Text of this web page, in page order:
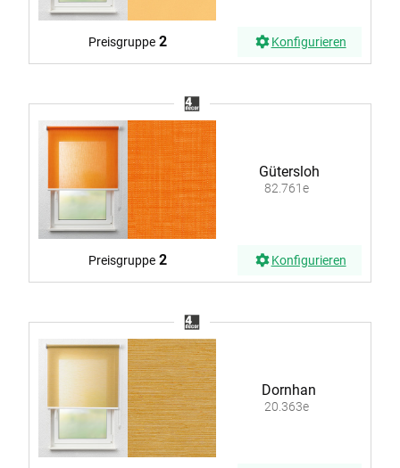
Preisgruppe 2 Konfigurieren
Gütersloh
82.761e
Preisgruppe 2 Konfigurieren
Dornhan
20.363e